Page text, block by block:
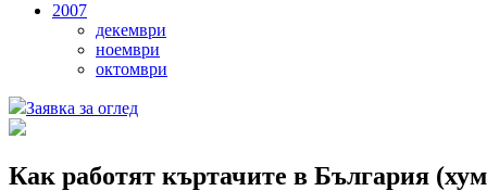
2007
декември
ноември
октомври
Заявка за оглед
Как работят къртачите в България